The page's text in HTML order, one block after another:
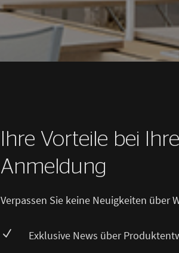
Ihre Vorteile bei
Anmeldung
Verpassen Sie keine Neuigkeiten über
N Exklusive News über